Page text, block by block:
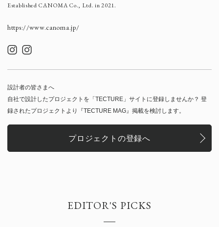
Established CANOMA Co., Ltd. in 2021.
https://www.canoma.jp/
設計者の皆さまへ
自社で設計したプロジェクトを「TECTURE」サイトに登録しませんか？ 登
録されたプロジェクトより『TECTURE MAG』掲載を検討します。
プロジェクトの登録へ
EDITOR'S PICKS